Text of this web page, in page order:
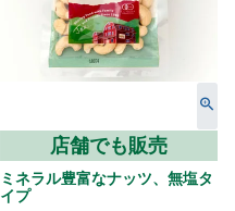
店舗でも販売
ミネラル豊富なナッツ、無塩タ
イプ